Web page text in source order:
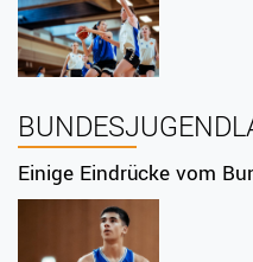
Einige Eindrücke vom